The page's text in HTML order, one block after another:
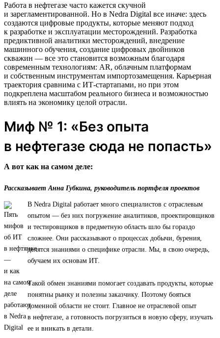
Работа в нефтегазе часто кажется скучной
и зарегламентированной. Но в Nedra Digital все иначе: здесь
создаются цифровые продукты, которые меняют подход
к разработке и эксплуатации месторождений. Разработка
предиктивной аналитики месторождений, внедрение
машинного обучения, создание цифровых двойников
скважин — все это становится возможным благодаря
современным технологиям: AR, облачным платформам
и собственным инструментам импортозамещения. Карьерная
траектория сравнима с ИТ-стартапами, но при этом
подкреплена масштабом реального бизнеса и возможностью
влиять на экономику целой отрасли.
Миф № 1: «Без опыта
в нефтегазе сюда не попасть»
А вот как на самом деле:
Рассказывает Анна Губкина, руководитель портфеля проектов
В Nedra Digital работает много специалистов с отраслевым
опытом — без них погружение аналитиков, проектировщиков
и тестировщиков в предметную область шло бы гораздо
сложнее. Они рассказывают о процессах добычи, бурения,
делятся знаниями о специфике отрасли. Мы, в свою очередь,
обучаем их основам ИТ.
Такой обмен знаниями помогает создавать продукты, которые
понятны рынку и полезны заказчику. Поэтому бояться
доменной области не стоит. Главное не отраслевой опыт
в нефтегазе, а готовность погрузиться в новую сферу, изучать
ее и вникать в детали.